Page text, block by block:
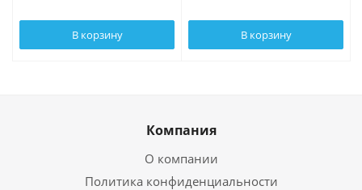
В корзину В корзину
Компания
О компании
Политика конфиденциальности